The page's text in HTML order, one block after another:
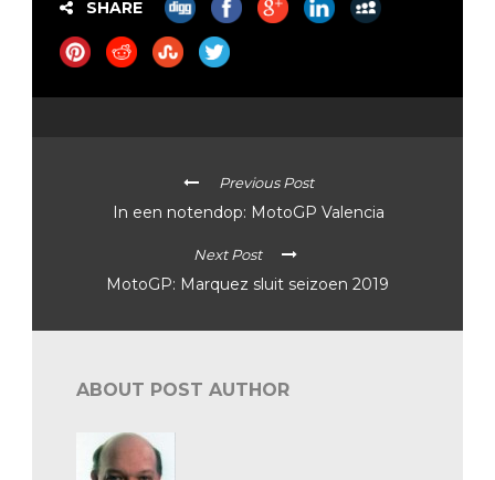
SHARE
Previous Post
In een notendop: MotoGP Valencia
Next Post
MotoGP: Marquez sluit seizoen 2019
ABOUT POST AUTHOR